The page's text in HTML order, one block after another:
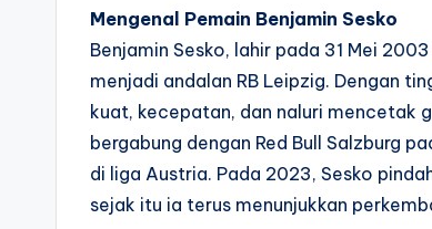
Mengenal Pemain Benjamin Sesko
Benjamin Sesko, lahir pada 31 Mei
menjadi andalan RB Leipzig. Dengan
kuat, kecepatan, dan naluri mencetak
bergabung dengan Red Bull Salzburg
di liga Austria. Pada 2023, Sesko
sejak itu ia terus menunjukkan